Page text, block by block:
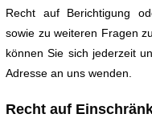
Recht auf Berichtigung
sowie zu weiteren Fragen
können Sie sich jederzeit
Adresse an uns wenden.
Recht auf